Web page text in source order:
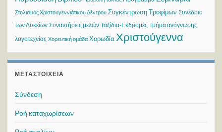
Στολισμός Χριστουγεννιάτικου Δέντρου Συγκέντρωση Τροφίμων Συνέδριο
των Λυκείων Συναντήσεις μελών Ταξίδια-Εκδρομές Τμήμα ανάγνωσης
λογοτεχνίας Χορευτική ομάδα Χορωδία Χριστούγεννα
ΜΕΤΑΣΤΟΙΧΕΊΑ
Σύνδεση
Ροή καταχωρίσεων